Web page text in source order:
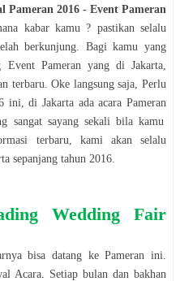
Pameran 2016- EventPameran
kabar kamu ? pastikan selalu
berkunjung. Bagi kamu yang
Event Pameran yang diJakarta
terbaru. Oke langsung saja, Perlu
ini, diJakarta ada acaraPameran
sangat sayang sekali bila kamu
terbaru, kami akan selalu
sepanjang tahun 2016
Wedding Fair
bisa datang kePameran ini.
Acara. Setiap bulan dan bakhan